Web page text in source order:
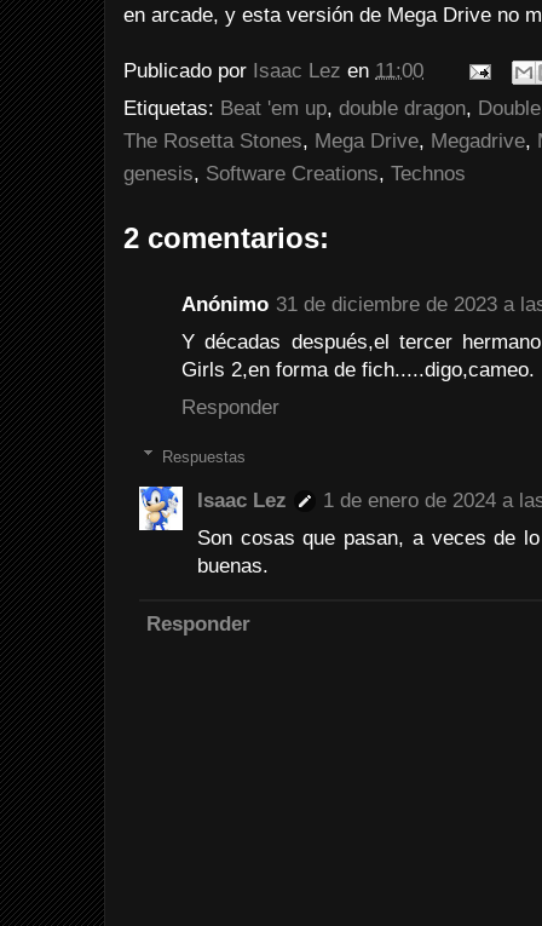
en arcade, y esta versión de Mega Drive no
Publicado por Isaac Lez en 11:00
Etiquetas: Beat 'em up, double dragon,
The Rosetta Stones, Mega Drive, Megadrive,
genesis, Software Creations, Technos
2 comentarios:
Anónimo 31 de diciembre de 2023 a
Y décadas después,el tercer
Girls 2,en forma de fich.....digo,cameo.
Responder
Respuestas
Isaac Lez
1 de enero de 2024 a
Son cosas que pasan, a veces de
buenas.
Responder